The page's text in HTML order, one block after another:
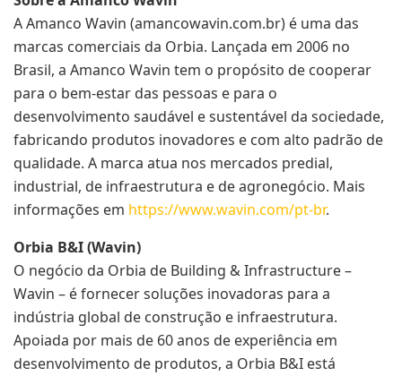
A Amanco Wavin (amancowavin.com.br) é uma das
marcas comerciais da Orbia. Lançada em 2006 no
Brasil, a Amanco Wavin tem o propósito de cooperar
para o bem-estar das pessoas e para o
desenvolvimento saudável e sustentável da sociedade,
fabricando produtos inovadores e com alto padrão de
qualidade. A marca atua nos mercados predial,
industrial, de infraestrutura e de agronegócio. Mais
informações em https://www.wavin.com/pt-br.
Orbia B&I (Wavin)
O negócio da Orbia de Building & Infrastructure –
Wavin – é fornecer soluções inovadoras para a
indústria global de construção e infraestrutura.
Apoiada por mais de 60 anos de experiência em
desenvolvimento de produtos, a Orbia B&I está